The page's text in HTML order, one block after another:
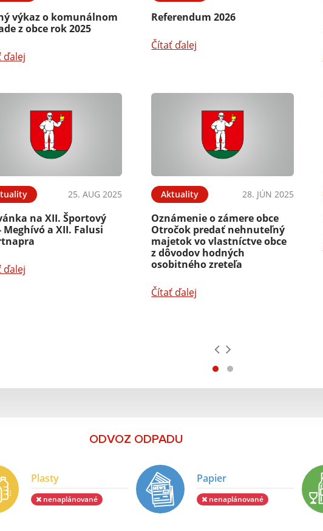
výkaz o komunálnom
z obce rok 2025
ďalej
Referendum 2026
Čítať ďalej
25. AUG 2025
na XII. Športový
Meghívó a XII. Falusi
ďalej
Aktuality 28. JÚN 2025
Oznámenie o zámere obce
Otročok predať nehnuteľný
majetok vo vlastníctve obce
z dôvodov hodných
osobitného zreteľa
Čítať ďalej
ODVOZ ODPADU
Plasty
nenaplánované
Papier
nenaplánované